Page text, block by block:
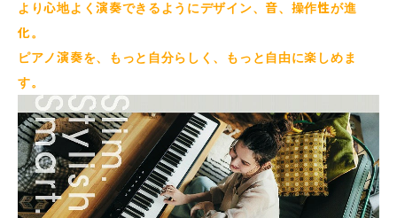
より心地よく演奏できるようにデザイン、音、操作性が進
化。
ピアノ演奏を、もっと自分らしく、もっと自由に楽しめま
す。